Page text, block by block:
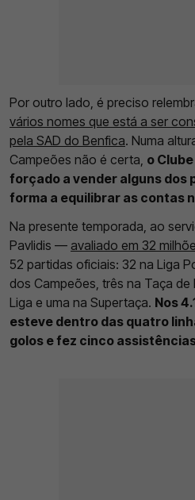
Por outro lado, é preciso
vários nomes que está a ser
pela SAD do Benfica. Numa
Campeões não é certa, o
forçado a vender alguns dos
forma a equilibrar as contas
Na presente temporada, ao
Pavlidis — avaliado em 32
52 partidas oficiais: 32 na Liga
dos Campeões, três na Taça
Liga e uma na Supertaça. Nos
esteve dentro das quatro
golos e fez cinco